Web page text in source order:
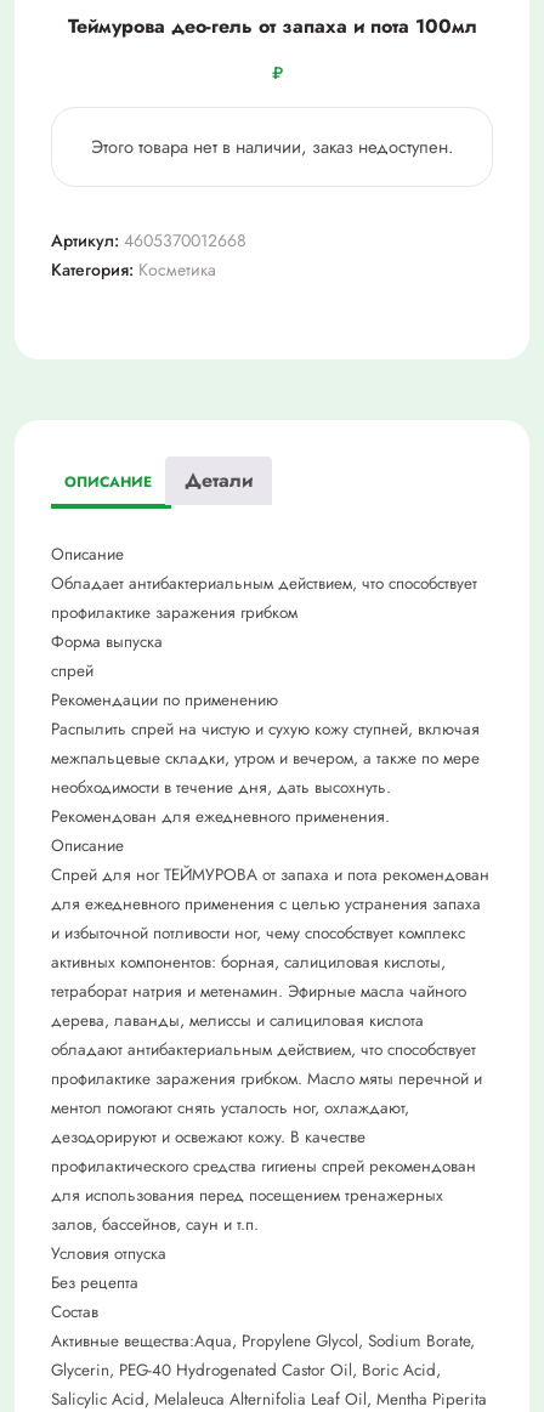
Теймурова део-гель от запаха и пота 100мл
₽
Этого товара нет в наличии, заказ недоступен.
Артикул: 4605370012668
Категория: Косметика
ОПИСАНИЕ Детали
Описание
Обладает антибактериальным действием, что способствует
профилактике заражения грибком
Форма выпуска
спрей
Рекомендации по применению
Распылить спрей на чистую и сухую кожу ступней, включая
межпальцевые складки, утром и вечером, а также по мере
необходимости в течение дня, дать высохнуть.
Рекомендован для ежедневного применения.
Описание
Спрей для ног ТЕЙМУРОВА от запаха и пота рекомендован
для ежедневного применения с целью устранения запаха
и избыточной потливости ног, чему способствует комплекс
активных компонентов: борная, салициловая кислоты,
тетраборат натрия и метенамин. Эфирные масла чайного
дерева, лаванды, мелиссы и салициловая кислота
обладают антибактериальным действием, что способствует
профилактике заражения грибком. Масло мяты перечной и
ментол помогают снять усталость ног, охлаждают,
дезодорируют и освежают кожу. В качестве
профилактического средства гигиены спрей рекомендован
для использования перед посещением тренажерных
залов, бассейнов, саун и т.п.
Условия отпуска
Без рецепта
Состав
Активные вещества:Аqua, Propylene Glycol, Sodium Borate,
Glycerin, PEG-40 Hydrogenated Castor Oil, Boric Аcid,
Salicylic Acid, Melaleuca Alternifolia Leaf Oil, Mentha Piperita